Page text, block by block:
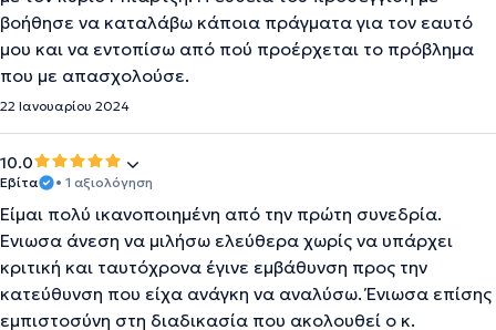
βοήθησε να καταλάβω κάποια πράγματα για τον εαυτό
μου και να εντοπίσω από πού προέρχεται το πρόβλημα
που με απασχολούσε.
22 Ιανουαρίου 2024
10.0
Εβίτα • 1 αξιολόγηση
Είμαι πολύ ικανοποιημένη από την πρώτη συνεδρία.
Ένιωσα άνεση να μιλήσω ελεύθερα χωρίς να υπάρχει
κριτική και ταυτόχρονα έγινε εμβάθυνση προς την
κατεύθυνση που είχα ανάγκη να αναλύσω. Ένιωσα επίσης
εμπιστοσύνη στη διαδικασία που ακολουθεί ο κ.